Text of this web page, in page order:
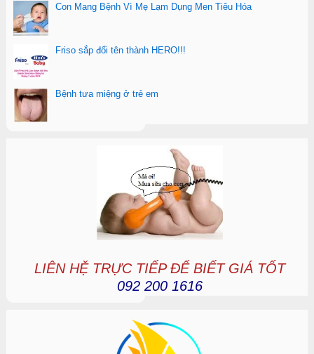
Con Mang Bệnh Vì Mẹ Lạm Dụng Men Tiêu Hóa
Friso sắp đổi tên thành HERO!!!
Bệnh tưa miệng ở trẻ em
LIÊN HỆ TRỰC TIẾP ĐỂ BIẾT GIÁ TỐT
092 200 1616